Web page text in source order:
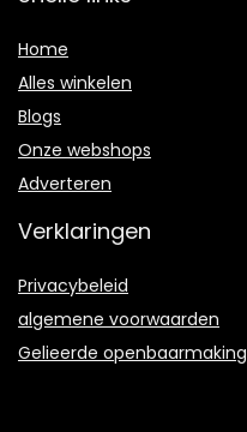
Home
Alles winkelen
Blogs
Onze webshops
Adverteren
Verklaringen
Privacybeleid
algemene voorwaarden
Gelieerde openbaarmaking